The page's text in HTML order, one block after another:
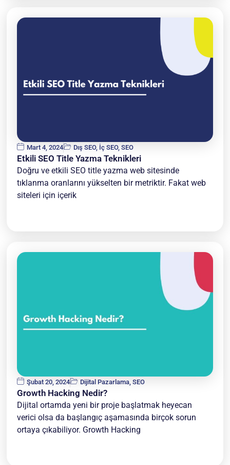
Mart 4, 2024 Dış SEO, İç SEO,SEO
Etkili SEO Title Yazma Teknikleri
Doğru ve etkili SEO title yazma web sitesinde
tıklanma oranlarını yükselten bir metriktir. Fakat web
siteleri için içerik
Şubat 20, 2024 Dijital Pazarlama,SEO
Growth Hacking Nedir?
Dijital ortamda yeni bir proje başlatmak heyecan
verici olsa da başlangıç aşamasında birçok sorun
ortaya çıkabiliyor. Growth Hacking